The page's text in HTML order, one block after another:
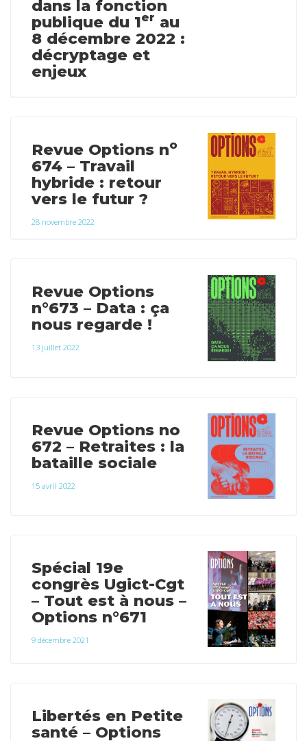
dans la fonction
publique du 1er au
8 décembre 2022 :
décryptage et
enjeux
Revue Options no
674 – Travail
hybride : retour
vers le futur ?
28 novembre 2022
Revue Options
n°673 – Data : ça
nous regarde !
13 juillet 2022
Revue Options no
672 – Retraites : la
bataille sociale
15 avril 2022
Spécial 19e
congrès Ugict-Cgt
– Tout est à nous –
Options n°671
9 décembre 2021
Libertés en Petite
santé – Options